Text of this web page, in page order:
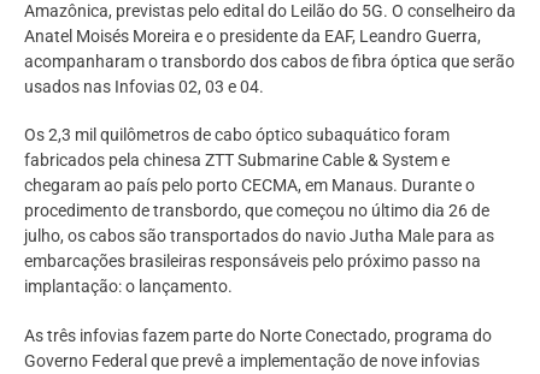
Amazônica, previstas pelo edital do Leilão do 5G. O conselheiro da
Anatel Moisés Moreira e o presidente da EAF, Leandro Guerra,
acompanharam o transbordo dos cabos de fibra óptica que serão
usados nas Infovias 02, 03 e 04.
Os 2,3 mil quilômetros de cabo óptico subaquático foram
fabricados pela chinesa ZTT Submarine Cable & System e
chegaram ao país pelo porto CECMA, em Manaus. Durante o
procedimento de transbordo, que começou no último dia 26 de
julho, os cabos são transportados do navio Jutha Male para as
embarcações brasileiras responsáveis pelo próximo passo na
implantação: o lançamento.
As três infovias fazem parte do Norte Conectado, programa do
Governo Federal que prevê a implementação de nove infovias